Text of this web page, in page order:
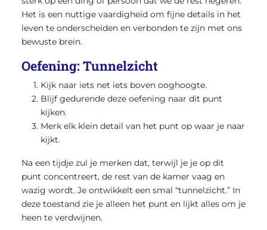
Het is een nuttige vaardigheid om fijne details in het
leven te onderscheiden en verbonden te zijn met ons
bewuste brein.
Oefening: Tunnelzicht
Kijk naar iets net iets boven ooghoogte.
Blijf gedurende deze oefening naar dit punt
kijken.
Merk elk klein detail van het punt op waar je naar
kijkt.
Na een tijdje zul je merken dat, terwijl je je op dit
punt concentreert, de rest van de kamer vaag en
wazig wordt. Je ontwikkelt een smal “tunnelzicht.” In
deze toestand zie je alleen het punt en lijkt alles om je
heen te verdwijnen.